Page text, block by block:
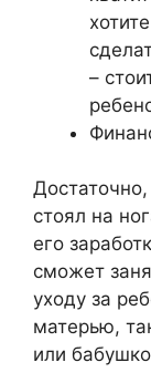
–
стоял на
его
сможет
уходу за
матерью,
или